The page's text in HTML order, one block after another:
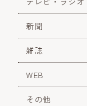
新聞
雑誌
WEB
その他